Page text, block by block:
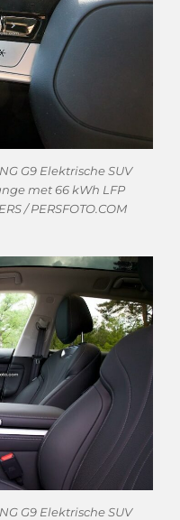
G9 Elektrische SUV
met 66 kWh LFP
/ PERSFOTO.COM
G9 Elektrische SUV